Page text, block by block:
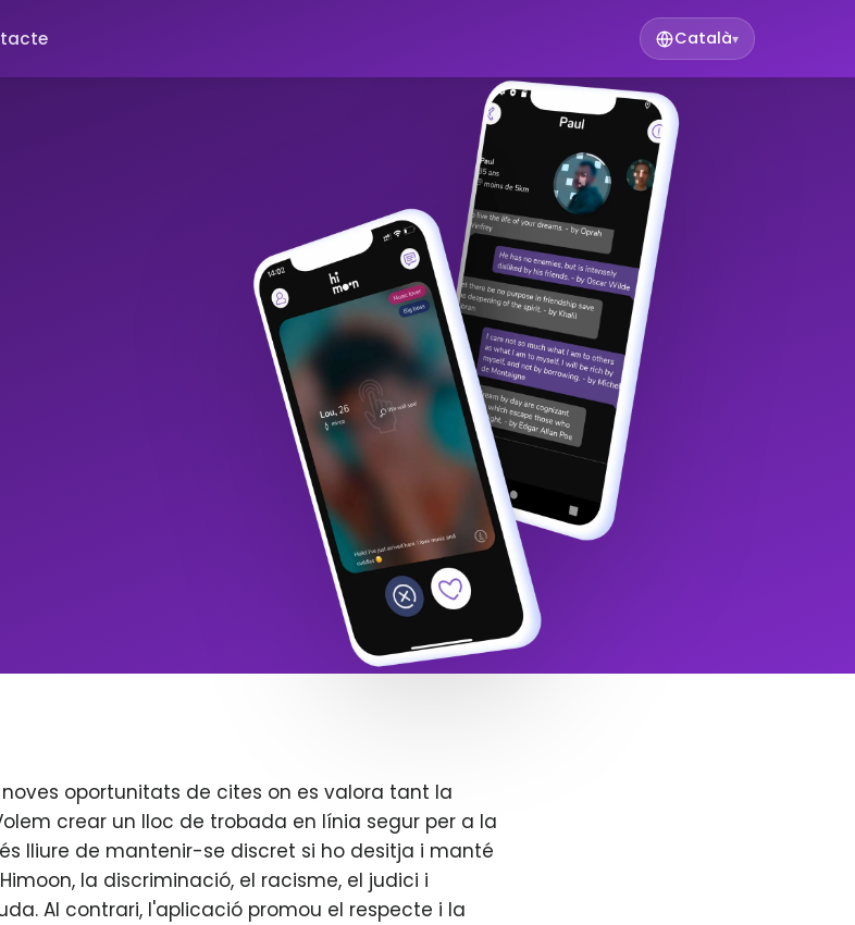
Català▾
noves oportunitats de cites on es valora tant la
crear un lloc de trobada en línia segur per a la
lliure de mantenir-se discret si ho desitja i manté
la discriminació, el racisme, el judici i
Al contrari, l'aplicació promou el respecte i la